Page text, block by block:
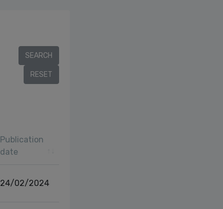
Publication
date
24/02/2024